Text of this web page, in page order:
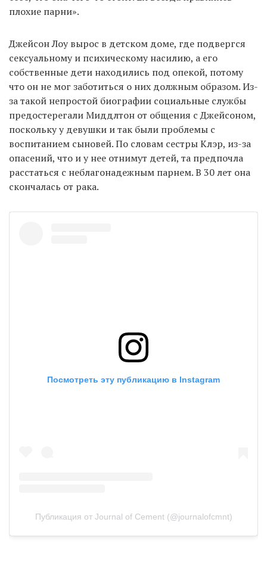
плохие парни».
Джейсон Лоу вырос в детском доме, где подвергся
сексуальному и психическому насилию, а его
собственные дети находились под опекой, потому
что он не мог заботиться о них должным образом. Из-
за такой непростой биографии социальные службы
предостерегали Миддлтон от общения с Джейсоном,
поскольку у девушки и так были проблемы с
воспитанием сыновей. По словам сестры Клэр, из-за
опасений, что и у нее отнимут детей, та предпочла
расстаться с неблагонадежным парнем. В 30 лет она
скончалась от рака.
Посмотреть эту публикацию в Instagram
Публикация от Journal of Cement (@journalofcmnt)